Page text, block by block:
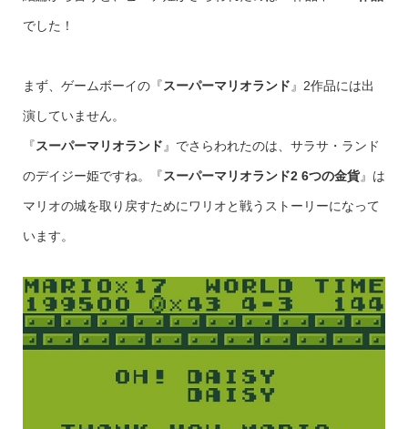
でした！
まず、ゲームボーイの『スーパーマリオランド 』2作品には出
演していません。
『スーパーマリオランド 』でさらわれたのは、サラサ・ランド
のデイジー姫ですね。『スーパーマリオランド2 6つの金貨』は
マリオの城を取り戻すためにワリオと戦うストーリーになって
います。